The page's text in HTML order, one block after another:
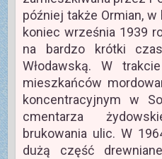
później także Ormian, w
koniec września 1939
na bardzo krótki
Włodawską. W
mieszkańców
koncentracyjnym w
cmentarza
brukowania ulic. W
dużą część